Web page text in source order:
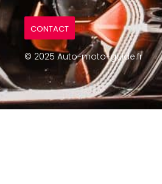
CONTACT
© 2025 Auto-moto-guide.fr